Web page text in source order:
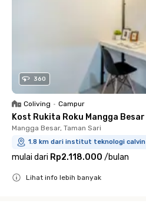
360
Coliving • Campur
Kost Rukita Roku Mangga Besar
Mangga Besar, Taman Sari
1.8 km dari institut teknologi calvin
mulai dari Rp2.118.000 /bulan
Lihat info lebih banyak